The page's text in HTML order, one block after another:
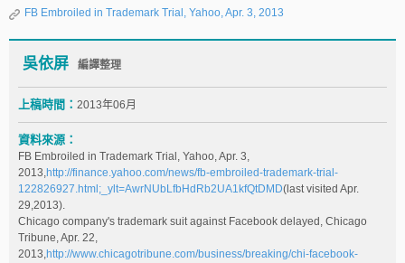
FB Embroiled in Trademark Trial, Yahoo, Apr. 3, 2013
吳依屏 編譯整理
上稿時間： 2013年06月
資料來源：
FB Embroiled in Trademark Trial, Yahoo, Apr. 3,
2013,http://finance.yahoo.com/news/fb-embroiled-trademark-trial-
122826927.html;_ylt=AwrNUbLfbHdRb2UA1kfQtDMD(last visited Apr.
29,2013).
Chicago company's trademark suit against Facebook delayed, Chicago
Tribune, Apr. 22,
2013,http://www.chicagotribune.com/business/breaking/chi-facebook-